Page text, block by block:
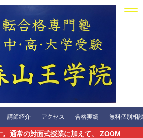
講師紹介 アクセス 合格実績 無料個別相
。通常の対面式授業に加えて、 ZOOM